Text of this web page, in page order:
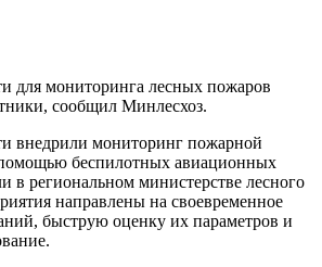
для мониторинга лесных пожаров
сообщил Минлесхоз.
внедрили мониторинг пожарной
помощью беспилотных авиационных
в региональном министерстве лесного
направлены на своевременное
быструю оценку их параметров и